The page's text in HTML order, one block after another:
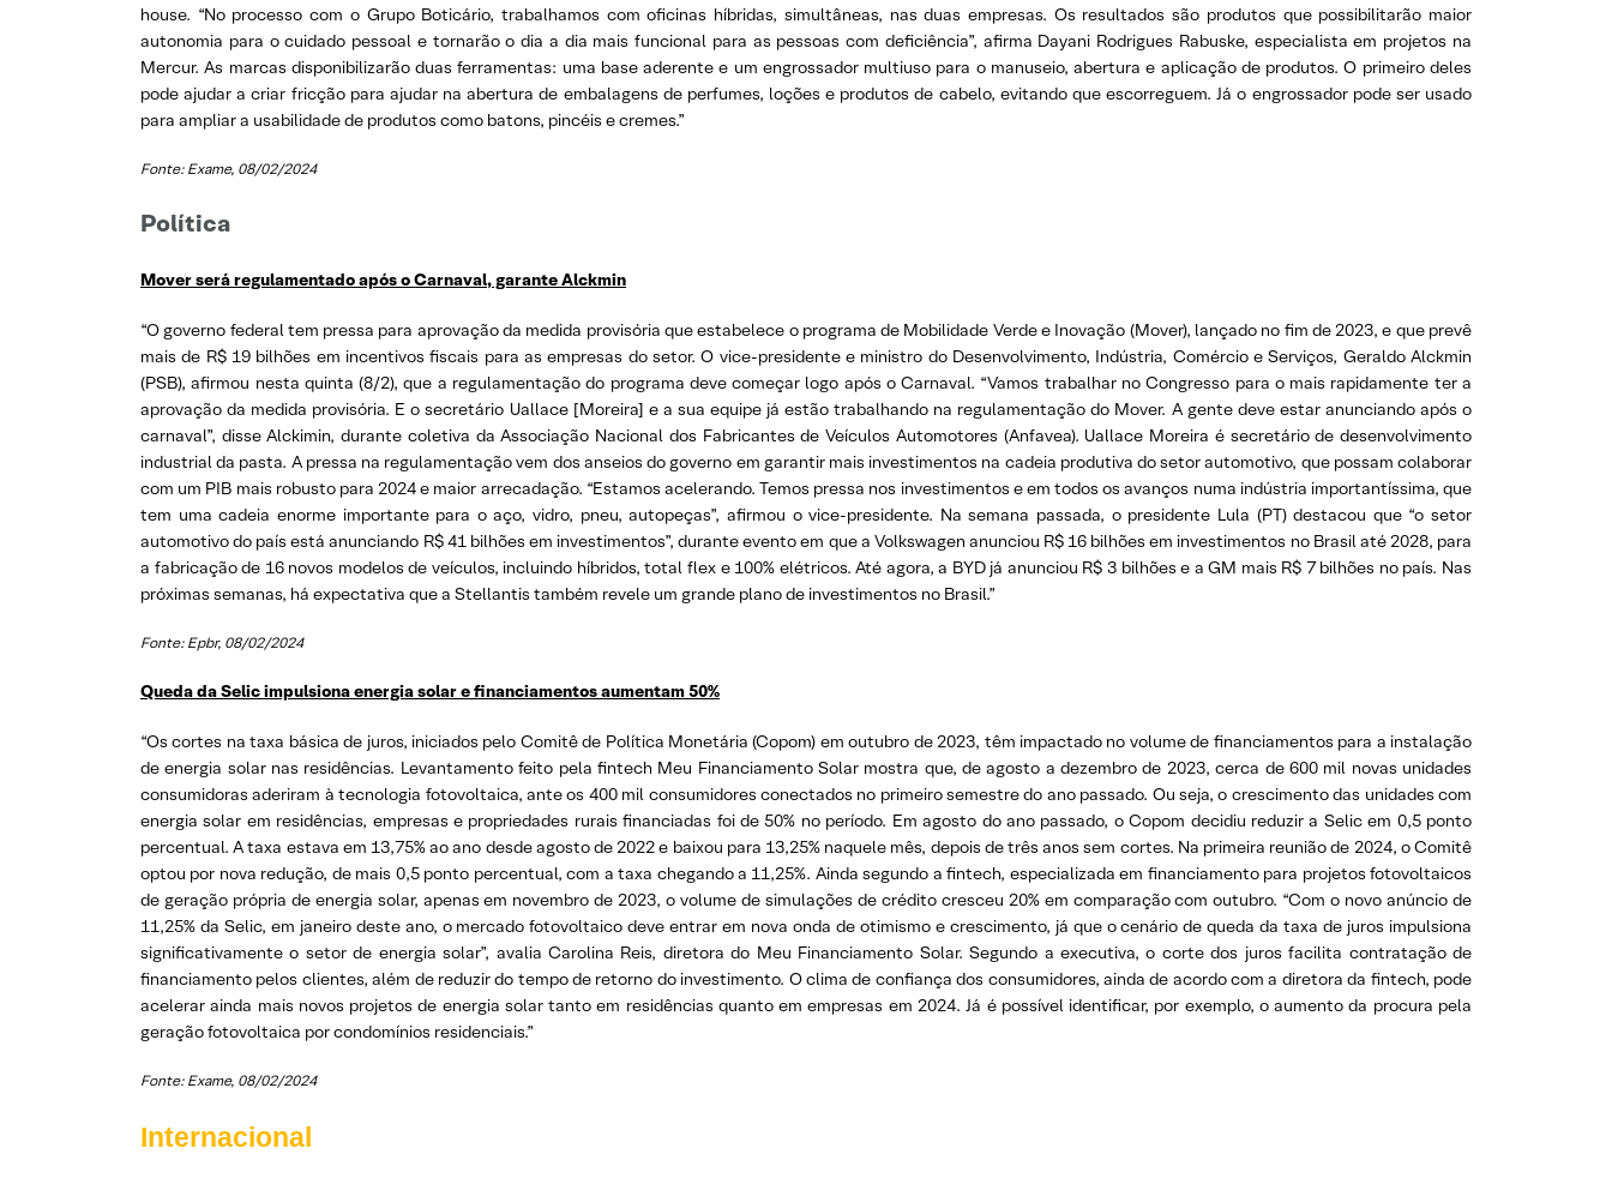
house. “No processo com o Grupo Boticário, trabalhamos com oficinas híbridas, simultâneas, nas duas empresas. Os resultados são produtos que possibilitarão maior
autonomia para o cuidado pessoal e tornarão o dia a dia mais funcional para as pessoas com deficiência”, afirma Dayani Rodrigues Rabuske, especialista em projetos na
Mercur. As marcas disponibilizarão duas ferramentas: uma base aderente e um engrossador multiuso para o manuseio, abertura e aplicação de produtos. O primeiro deles
pode ajudar a criar fricção para ajudar na abertura de embalagens de perfumes, loções e produtos de cabelo, evitando que escorreguem. Já o engrossador pode ser usado
para ampliar a usabilidade de produtos como batons, pincéis e cremes.”
Fonte: Exame, 08/02/2024
Política
Mover será regulamentado após o Carnaval, garante Alckmin
“O governo federal tem pressa para aprovação da medida provisória que estabelece o programa de Mobilidade Verde e Inovação (Mover), lançado no fim de 2023, e que prevê
mais de R$ 19 bilhões em incentivos fiscais para as empresas do setor. O vice-presidente e ministro do Desenvolvimento, Indústria, Comércio e Serviços, Geraldo Alckmin
(PSB), afirmou nesta quinta (8/2), que a regulamentação do programa deve começar logo após o Carnaval. “Vamos trabalhar no Congresso para o mais rapidamente ter a
aprovação da medida provisória. E o secretário Uallace [Moreira] e a sua equipe já estão trabalhando na regulamentação do Mover. A gente deve estar anunciando após o
carnaval”, disse Alckimin, durante coletiva da Associação Nacional dos Fabricantes de Veículos Automotores (Anfavea). Uallace Moreira é secretário de desenvolvimento
industrial da pasta. A pressa na regulamentação vem dos anseios do governo em garantir mais investimentos na cadeia produtiva do setor automotivo, que possam colaborar
com um PIB mais robusto para 2024 e maior arrecadação. “Estamos acelerando. Temos pressa nos investimentos e em todos os avanços numa indústria importantíssima, que
tem uma cadeia enorme importante para o aço, vidro, pneu, autopeças”, afirmou o vice-presidente. Na semana passada, o presidente Lula (PT) destacou que “o setor
automotivo do país está anunciando R$ 41 bilhões em investimentos”, durante evento em que a Volkswagen anunciou R$ 16 bilhões em investimentos no Brasil até 2028, para
a fabricação de 16 novos modelos de veículos, incluindo híbridos, total flex e 100% elétricos. Até agora, a BYD já anunciou R$ 3 bilhões e a GM mais R$ 7 bilhões no país. Nas
próximas semanas, há expectativa que a Stellantis também revele um grande plano de investimentos no Brasil.”
Fonte: Epbr, 08/02/2024
Queda da Selic impulsiona energia solar e financiamentos aumentam 50%
“Os cortes na taxa básica de juros, iniciados pelo Comitê de Política Monetária (Copom) em outubro de 2023, têm impactado no volume de financiamentos para a instalação
de energia solar nas residências. Levantamento feito pela fintech Meu Financiamento Solar mostra que, de agosto a dezembro de 2023, cerca de 600 mil novas unidades
consumidoras aderiram à tecnologia fotovoltaica, ante os 400 mil consumidores conectados no primeiro semestre do ano passado. Ou seja, o crescimento das unidades com
energia solar em residências, empresas e propriedades rurais financiadas foi de 50% no período. Em agosto do ano passado, o Copom decidiu reduzir a Selic em 0,5 ponto
percentual. A taxa estava em 13,75% ao ano desde agosto de 2022 e baixou para 13,25% naquele mês, depois de três anos sem cortes. Na primeira reunião de 2024, o Comitê
optou por nova redução, de mais 0,5 ponto percentual, com a taxa chegando a 11,25%. Ainda segundo a fintech, especializada em financiamento para projetos fotovoltaicos
de geração própria de energia solar, apenas em novembro de 2023, o volume de simulações de crédito cresceu 20% em comparação com outubro. “Com o novo anúncio de
11,25% da Selic, em janeiro deste ano, o mercado fotovoltaico deve entrar em nova onda de otimismo e crescimento, já que o cenário de queda da taxa de juros impulsiona
significativamente o setor de energia solar”, avalia Carolina Reis, diretora do Meu Financiamento Solar. Segundo a executiva, o corte dos juros facilita contratação de
financiamento pelos clientes, além de reduzir do tempo de retorno do investimento. O clima de confiança dos consumidores, ainda de acordo com a diretora da fintech, pode
acelerar ainda mais novos projetos de energia solar tanto em residências quanto em empresas em 2024. Já é possível identificar, por exemplo, o aumento da procura pela
geração fotovoltaica por condomínios residenciais.”
Fonte: Exame, 08/02/2024
Internacional